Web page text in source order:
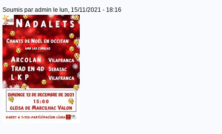
Soumis par admin le lun, 15/11/2021 - 18:16